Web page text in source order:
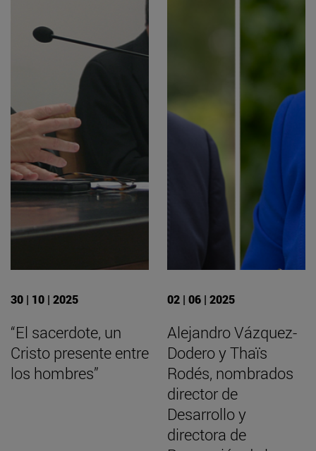
30 | 10 | 2025
“El sacerdote, un
Cristo presente entre
los hombres”
02 | 06 | 2025
Alejandro Vázquez-
Dodero y Thaïs
Rodés, nombrados
director de
Desarrollo y
directora de